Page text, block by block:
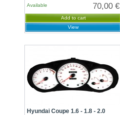
70,00 €
Available
Add to cart
View
Hyundai Coupe 1.6 - 1.8 - 2.0